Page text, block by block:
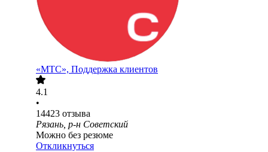
«МТС», Поддержка клиентов
4.1
•
14423 отзыва
Рязань, р-н Советский
Можно без резюме
Откликнуться